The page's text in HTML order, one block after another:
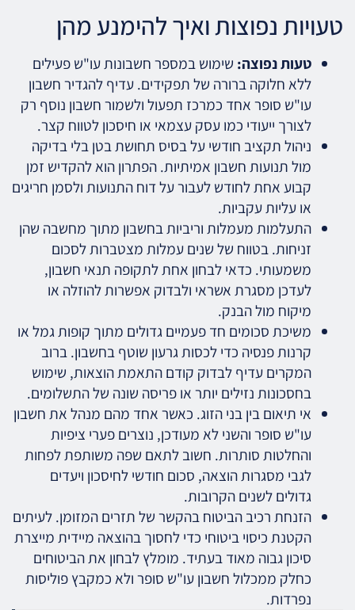
טעויות נפוצות ואיך להימנע מהן
טעות נפוצה: שימוש במספר חשבונות עו"ש פעילים
ללא חלוקה ברורה של תפקידים. עדיף להגדיר חשבון
עו"ש סופר אחד כמרכז תפעול ולשמור חשבון נוסף רק
לצורך ייעודי כמו עסק עצמאי או חיסכון לטווח קצר.
ניהול תקציב חודשי על בסיס תחושת בטן בלי בדיקה
מול תנועות חשבון אמיתיות. הפתרון הוא להקדיש זמן
קבוע אחת לחודש לעבור על דוח התנועות ולסמן חריגים
או עליות עקביות.
התעלמות מעמלות וריביות בחשבון מתוך מחשבה שהן
זניחות. בטווח של שנים עמלות מצטברות לסכום
משמעותי. כדאי לבחון אחת לתקופה תנאי חשבון,
לעדכן מסגרת אשראי ולבדוק אפשרות להוזלה או
מיקוח מול הבנק.
משיכת סכומים חד פעמיים גדולים מתוך קופות גמל או
קרנות פנסיה כדי לכסות גרעון שוטף בחשבון. ברוב
המקרים עדיף לבדוק קודם התאמת הוצאות, שימוש
בחסכונות נזילים יותר או פריסה שונה של התשלומים.
אי תיאום בין בני הזוג. כאשר אחד מהם מנהל את חשבון
עו"ש סופר והשני לא מעודכן, נוצרים פערי ציפיות
והחלטות סותרות. חשוב לתאם שפה משותפת לפחות
לגבי מסגרות הוצאה, סכום חודשי לחיסכון ויעדים
גדולים לשנים הקרובות.
הזנחת רכיב הביטוח בהקשר של תזרים המזומן. לעיתים
הקטנת כיסוי ביטוחי כדי לחסוך בהוצאה מיידית מייצרת
סיכון גבוה מאוד בעתיד. מומלץ לבחון את הביטוחים
כחלק ממכלול חשבון עו"ש סופר ולא כמקבץ פוליסות
נפרדות.